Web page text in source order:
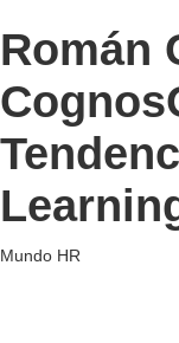
Román
Mundo HR